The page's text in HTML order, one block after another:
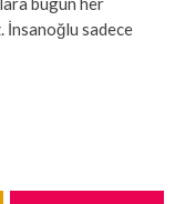
İnsanoğlu sadece